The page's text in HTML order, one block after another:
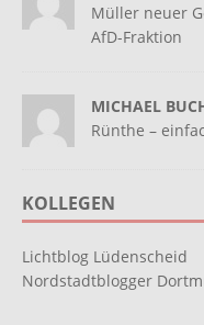
Müller neuer
AfD-Fraktion
MICHAEL
Rünthe –
KOLLEGEN
Lichtblog Lüdenscheid
Nordstadtblogger